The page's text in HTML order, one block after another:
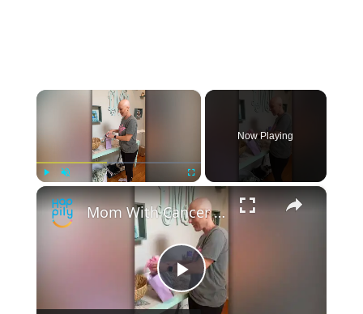
×
Fullscreen
Now Playing
×
P
Mom With Cancer Surprised With Wig From Friends' Hair | Happily TV